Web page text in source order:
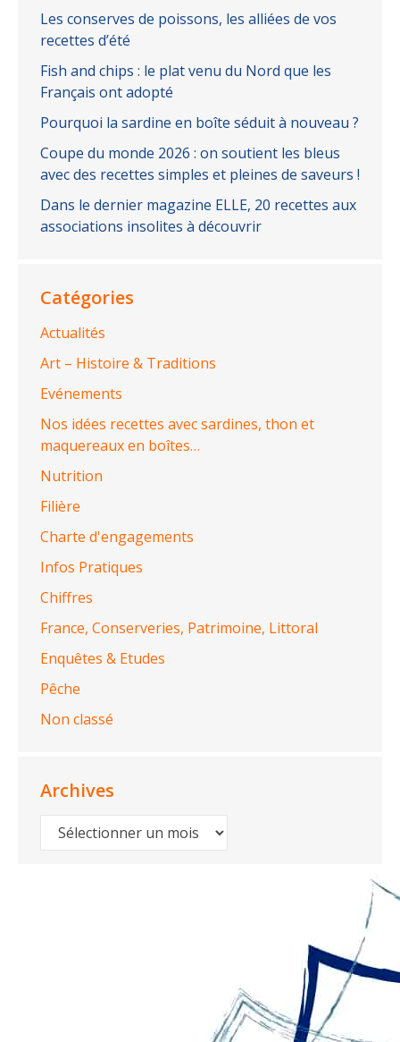
Les conserves de poissons, les alliées de vos
recettes d’été
Fish and chips : le plat venu du Nord que les
Français ont adopté
Pourquoi la sardine en boîte séduit à nouveau ?
Coupe du monde 2026 : on soutient les bleus
avec des recettes simples et pleines de saveurs !
Dans le dernier magazine ELLE, 20 recettes aux
associations insolites à découvrir
Catégories
Actualités
Art – Histoire & Traditions
Evénements
Nos idées recettes avec sardines, thon et
maquereaux en boîtes…
Nutrition
Filière
Charte d'engagements
Infos Pratiques
Chiffres
France, Conserveries, Patrimoine, Littoral
Enquêtes & Etudes
Pêche
Non classé
Archives
Archives